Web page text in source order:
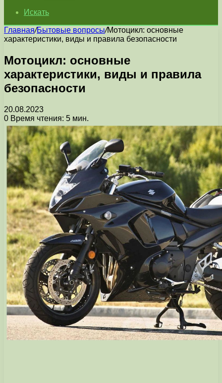
Искать
Главная/Бытовые вопросы/Мотоцикл: основные
характеристики, виды и правила безопасности
Мотоцикл: основные
характеристики, виды и правила
безопасности
20.08.2023
0 Время чтения: 5 мин.